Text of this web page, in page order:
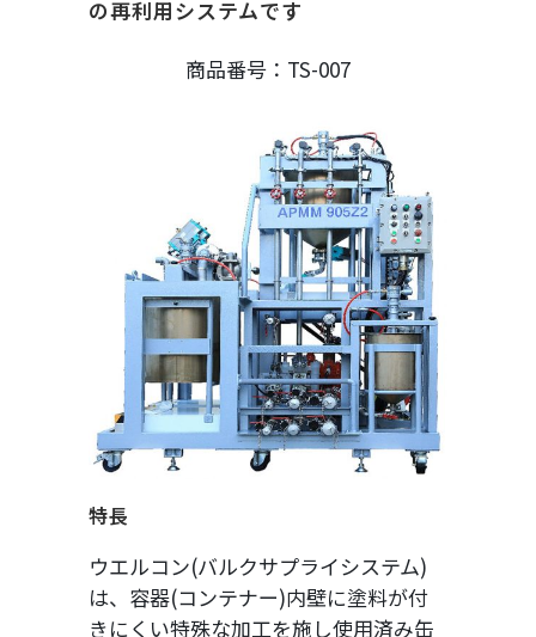
の再利用システムです
商品番号：TS-007
特長
ウエルコン(バルクサプライシステム)
は、容器(コンテナー)内壁に塗料が付
きにくい特殊な加工を施し使用済み缶